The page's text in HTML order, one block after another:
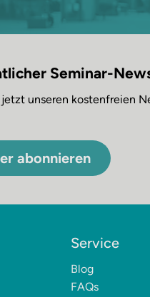
Seminar-
unseren kostenfreien
abonnieren
Service
Blog
FAQs